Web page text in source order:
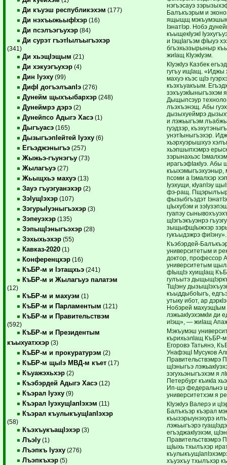
Ди къуэш республикэхэм (177)
Ди нэхъыжьыфIхэр (16)
Ди псэлъэгъухэр (84)
Ди сурэт гъэтIылъыгъэхэр
(341)
Ди хьэщIэщым (21)
Ди хэкуэгъухэр (4)
Дин Iуэху (99)
ДифI догъэлъапIэ (276)
Дунейм щыхъыбархэр (248)
Дунеймрэ дэрэ (2)
Дунейпсо Адыгэ Хасэ (1)
Дыгъуасэ (165)
ДызыгъэпIейтей Iуэху (6)
Егъэджэныгъэ (257)
Жыжьэ-гъунэгъу (73)
Жылагъуэ (27)
Жьыщхьэ махуэ (13)
Зауэ гъуэгуанэхэр (2)
ЗэIущIэхэр (107)
ЗэгурыIуэныгъэхэр (3)
Зэпеуэхэр (135)
ЗэпыщIэныгъэхэр (28)
Зэхыхьэхэр (55)
Кавказ-2020 (1)
Конференцхэр (16)
КъБР-м и Iэтащхьэ (241)
КъБР-м и Жылагъуэ палатэм
(12)
КъБР-м и махуэм (1)
КъБР-м и Парламентым (121)
КъБР-м и Правительствэм
(592)
КъБР-м и Президентым
къыхуатххэр (3)
КъБР-м и прокуратурэм (2)
КъБР-м щыIэ МВД-м къет (17)
Къуажэхьхэр (2)
Къэбэрдей Адыгэ Хасэ (12)
Къэрал Iуэху (9)
Къэрал IуэхущIапIэхэм (11)
Къэрал къулыкъущIапIэхэр
(58)
КъэхъукъащIэхэр (3)
ЛъэIу (1)
Лъэпкъ Iуэху (276)
Лъэпкъхэр (5)
нэгъэсауэ
Балъкъэрым и
ящыщщ
IэнатIэр. Нобэ
къыщекIуэкI
и IэщIагъэм фIыуэ
бгъэхьэзырыныр
жиIащ КIуэкIуэм.
КIуэкIуэ Казбек
гугъу ищIащ. «Иджы
махуэ къэс щIэ
къэхъуакъым.
зэхъуэкIыныгъэхэм
Дыщыпсэур
лъэхъэнэщ. Абы
дызыхуеймрэ
и лэжьыгъэм
гуэдзэр,
унэтIыныгъэхэр.
хьэрхуэрышхуэ
хьэпшыпхэмрэ
зэрынахьэс
ирагъэфIакIуэ. Абы
псоми а Iэмалхэр
Iуэхущи, кIуапIэу
фэ-ращ.
фызыбгъэдэт
цIыхубэм и
гуапэу
щIэгъэкъуэнрэ
зыщыфщIыжхэр
гукъыдэжрэ фиIэну».
Къэбэрдей-
университетым и
доктор, профессор
университетым
фIыщIэ хуищIащ
гулъытэ
ТщIэну
къыддыбоIыгъ,
утыку ибот, ар
Нобэрей махуэщIым
лэжьакIуэхэмкIи ди
иIэщ», — жиIащ
Мэкъумэш
кърихьэлIащ КъБР-
Егоровэ Татьянэ,
УнафэщI Мусуков
Правительствэмрэ
щIэныгъэ
зэгухьэныгъэхэм я
Петербург къикIа
Ип-щэ федеральнэ
университетхэм я
КIуэкIуэ Валерэ и
Балъкъэр къэрал
къызэрыунэхурэ
лэжьыгъэрэ
егъэджакIуэхэм,
Правительствэмрэ
щIыхь тхылъхэр
хъуэхъу тхылъхэр